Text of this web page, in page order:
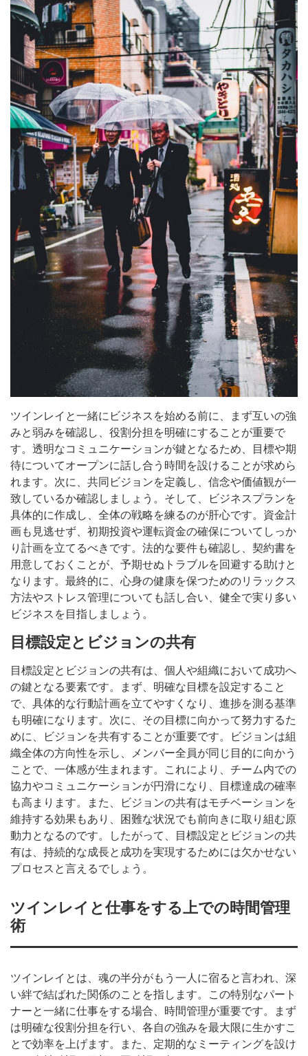
ツインレイと一緒にビジネスを始める前に、まず互いの強
みと弱みを確認し、役割分担を明確にすることが重要で
す。透明なコミュニケーションが鍵となるため、目標や期
待についてオープンに話し合う時間を設けることが求めら
れます。次に、共同ビジョンを定義し、信念や価値観が一
致しているか確認しましょう。そして、ビジネスプランを
具体的に作成し、全体の戦略を練るのが肝心です。資金計
画も見逃せず、初期投資や運転資金の確保についてしっか
り計画を立てるべきです。法的な要件も確認し、契約書を
用意しておくことが、予期せぬトラブルを回避する助けと
なります。最終的に、心身の健康を保つためのリラックス
方法やストレス管理についても話し合い、健全で実り多い
ビジネスを目指しましょう。
目標設定とビジョンの共有
目標設定とビジョンの共有は、個人や組織において成功へ
の鍵となる要素です。まず、明確な目標を設定すること
で、具体的な行動計画を立てやすくなり、進捗を測る基準
も明確になります。次に、その目標に向かって努力するた
めに、ビジョンを共有することが重要です。ビジョンは組
織全体の方向性を示し、メンバー全員が同じ目的に向かう
ことで、一体感が生まれます。これにより、チーム内での
協力やコミュニケーションが円滑になり、目標達成の確率
も高まります。また、ビジョンの共有はモチベーションを
維持する効果もあり、困難な状況でも前向きに取り組む原
動力となるのです。したがって、目標設定とビジョンの共
有は、持続的な成長と成功を実現するためには欠かせない
プロセスと言えるでしょう。
ツインレイと仕事をする上での時間管理
術
ツインレイとは、魂の半分がもう一人に宿ると言われ、深
い絆で結ばれた関係のことを指します。この特別なパート
ナーと一緒に仕事をする場合、時間管理が重要です。まず
は明確な役割分担を行い、各自の強みを最大限に生かすこ
とで効率を上げます。また、定期的なミーティングを設け